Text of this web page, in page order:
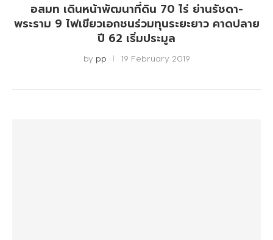
อสมท เดินหน้าพัฒนาที่ดิน 70 ไร่ ย่านรัชดา-
พระราม 9 ไฟเขียวเอกชนร่วมทุนระยะยาว คาดปลาย
ปี 62 เริ่มประมูล​
by pp 19 February 2019